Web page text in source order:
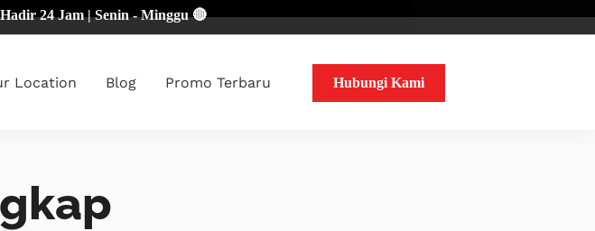
Jam | Senin - Minggu 🔴
Location Blog Promo Terbaru Hubungi Kami